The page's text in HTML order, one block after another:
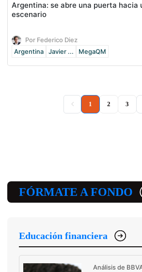
Argentina: se abre una puerta hacia
escenario
Por Federico Diez
Argentina
Javier ... MegaQM
1 (current)
2 3
FÓRMATE A FONDO
Educación financiera
Análisis de